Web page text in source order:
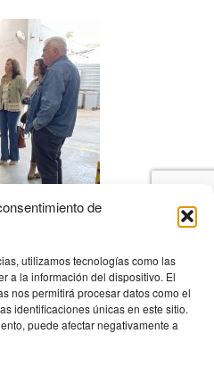
de
utilizamos tecnologías como las
a la información del dispositivo. El
nos permitirá procesar datos como el
identificaciones únicas en este sitio.
puede afectar negativamente a
y las auxiliares Eva Palma y
por representantes del BA,
y el voluntario Fernando